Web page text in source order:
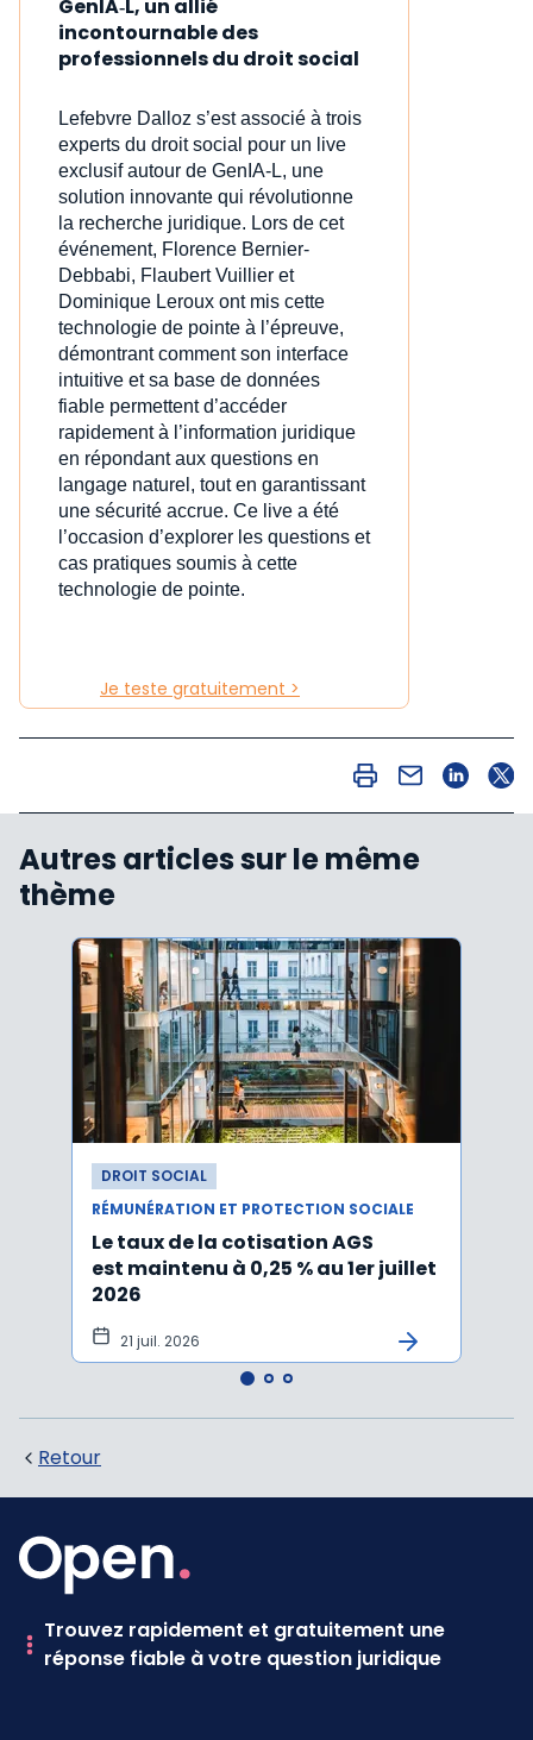
GenIA‑L, un allié
incontournable des
professionnels du droit social
Lefebvre Dalloz s’est associé à trois
experts du droit social pour un live
exclusif autour de GenIA‑L, une
solution innovante qui révolutionne
la recherche juridique. Lors de cet
événement, Florence Bernier-
Debbabi, Flaubert Vuillier et
Dominique Leroux ont mis cette
technologie de pointe à l’épreuve,
démontrant comment son interface
intuitive et sa base de données
fiable permettent d’accéder
rapidement à l’information juridique
en répondant aux questions en
langage naturel, tout en garantissant
une sécurité accrue. Ce live a été
l’occasion d’explorer les questions et
cas pratiques soumis à cette
technologie de pointe.
Je teste gratuitement >
Autres articles sur le même
thème
DROIT SOCIAL
RÉMUNÉRATION ET PROTECTION SOCIALE
Le taux de la cotisation AGS
est maintenu à 0,25 % au 1er juillet
2026
21 juil. 2026
Retour
Trouvez rapidement et gratuitement une
réponse fiable à votre question juridique